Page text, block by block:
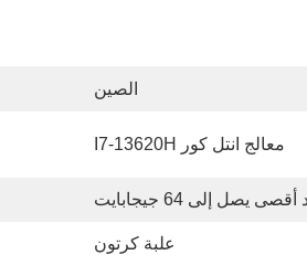
الصين
معالج انتل كور I7-13620H
علبة كرتون